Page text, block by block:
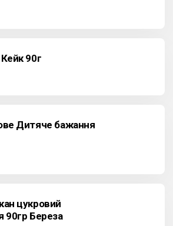
90г
Дитяче бажання
цукровий
90гр Береза